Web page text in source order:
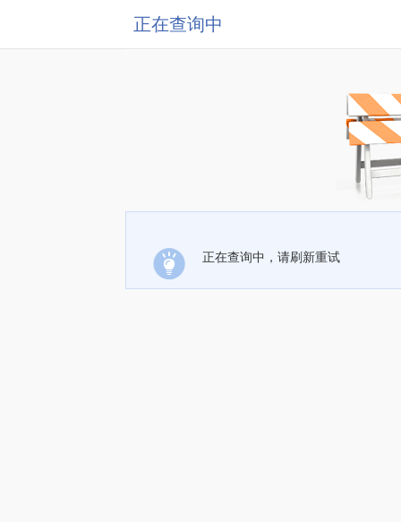
正在查询中
正在查询中，请刷新重试